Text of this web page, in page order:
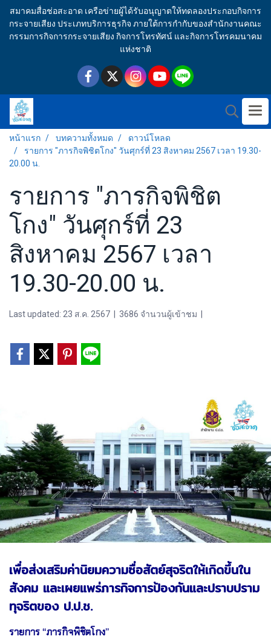
สมาคมสื่อช่อสะอาด เครือข่ายผู้ได้รับอนุญาตให้ทดลองประกอบกิจการ
กระจายเสียง ประเภทบริการธุรกิจ ภายใต้การกำกับของสำนักงานคณะ
กรรมการกิจการกระจายเสียง กิจการโทรทัศน์ และกิจการโทรคมนาคม
แห่งชาติ
หน้าแรก บทความทั้งหมด
ดาวน์โหลด
รายการ "ภารกิจพิชิตโกง" วันศุกร์ที่ 23 สิงหาคม 2567 เวลา 19.30-
20.00 น.
รายการ "ภารกิจพิชิต
โกง" วันศุกร์ที่ 23
สิงหาคม 2567 เวลา
19.30-20.00 น.
Last updated: 23 ส.ค. 2567 3686 จำนวนผู้เข้าชม
เพื่อส่งเสริมค่านิยมความซื่อสัตย์สุจริตให้เกิดขึ้นใน
สังคม และเผยแพร่ภารกิจการป้องกันและปราบปราม
ทุจริตของ ป.ป.ช.
รายการ “ภารกิจพิชิตโกง”